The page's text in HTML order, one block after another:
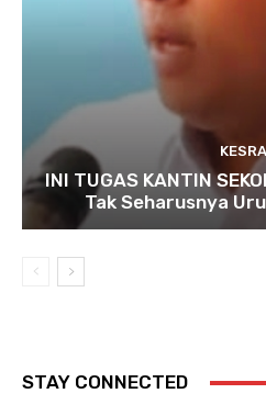
KESRA
INI TUGAS KANTIN
Tak Seharusnya
STAY CONNECTED